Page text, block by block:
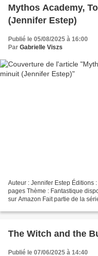
Mythos Academy,
(Jennifer Estep)
Publié le 05/08/2025 à 16:00
Par Gabrielle Viszs
Auteur : Jennifer Estep Éditions
pages Thème : Fantastique
sur Amazon Fait partie de la
The Witch and the
Publié le 07/06/2025 à 14:40